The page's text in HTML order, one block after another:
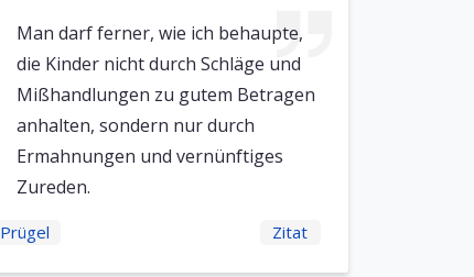
Man darf ferner, wie ich behaupte,
die Kinder nicht durch Schläge und
Mißhandlungen zu gutem Betragen
anhalten, sondern nur durch
Ermahnungen und vernünftiges
Zureden.
Prügel Zitat